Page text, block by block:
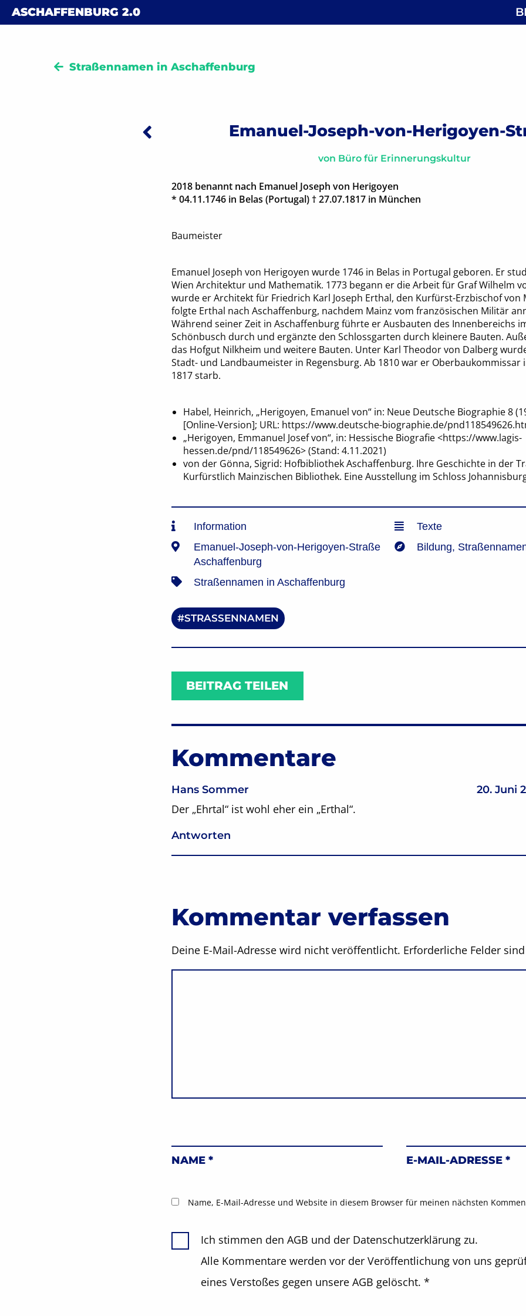
Skip to content
ASCHAFFENBURG 2.0
Straßennamen in Aschaffenburg
Beitragsnavigation
Vorheriger: Emilienstraße
Emanuel-Joseph-von-Herigoyen-
von Büro für Erinnerungskultur
2018 benannt nach Emanuel Joseph von Herigoyen
* 04.11.1746 in Belas (Portugal) † 27.07.1817 in München
Baumeister
Emanuel Joseph von Herigoyen wurde 1746 in Belas in Portugal geboren. Er
Wien Architektur und Mathematik. 1773 begann er die Arbeit für Graf Wilhelm
wurde er Architekt für Friedrich Karl Joseph Erthal, den Kurfürst-Erzbischof von
folgte Erthal nach Aschaffenburg, nachdem Mainz vom französischen Militär
Während seiner Zeit in Aschaffenburg führte er Ausbauten des Innenbereichs
Schönbusch durch und ergänzte den Schlossgarten durch kleinere Bauten.
das Hofgut Nilkheim und weitere Bauten. Unter Karl Theodor von Dalberg
Stadt- und Landbaumeister in Regensburg. Ab 1810 war er Oberbaukommissar
1817 starb.
Habel, Heinrich, „Herigoyen, Emanuel von“ in: Neue Deutsche Biographie 8
[Online-Version]; URL: https://www.deutsche-biographie.de/
„Herigoyen, Emmanuel Josef von“, in: Hessische Biografie <https://www.lagis-
hessen.de/pnd/118549626> (Stand: 4.11.2021)
von der Gönna, Sigrid: Hofbibliothek Aschaffenburg. Ihre Geschichte in der
Kurfürstlich Mainzischen Bibliothek. Eine Ausstellung im Schloss
Emanuel-Joseph-von-Herigoyen-Straße
Aschaffenburg
Texte
Information
Bildung,
Straßennamen in Aschaffenburg
STRASSENNAMEN
BEITRAG TEILEN
Kommentare
Hans Sommer 20. Juni
Der „Ehrtal“ ist wohl eher ein „Erthal“.
Antworten
Kommentar verfassen
Deine E-Mail-Adresse wird nicht veröffentlicht. Erforderliche Felder
NAME * E-MAIL-ADRESSE *
Name, E-Mail-Adresse und Website in diesem Browser für meinen nächsten
Ich stimmen den AGB und der Datenschutzerklärung zu.
Alle Kommentare werden vor der Veröffentlichung von uns
eines Verstoßes gegen unsere AGB gelöscht. *